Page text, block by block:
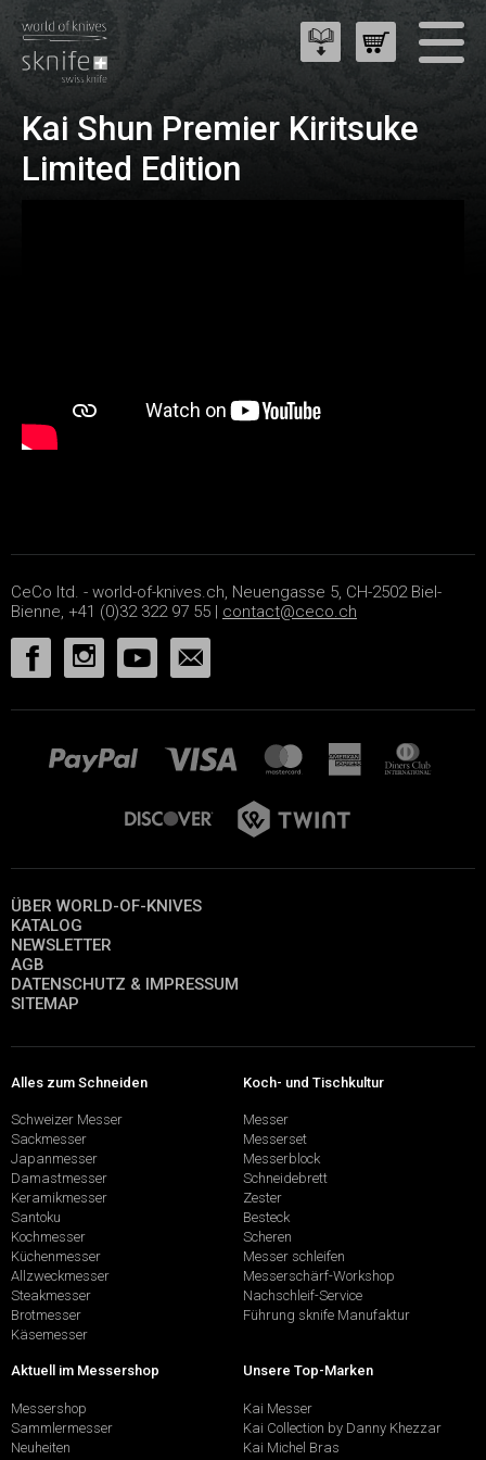
Kai Shun Premier Kiritsuke
Limited Edition
CeCo ltd. - world-of-knives.ch, Neuengasse 5, CH-2502 Biel-
Bienne, +41 (0)32 322 97 55 | contact@ceco.ch
ÜBER WORLD-OF-KNIVES
KATALOG
NEWSLETTER
AGB
DATENSCHUTZ & IMPRESSUM
SITEMAP
Alles zum Schneiden
Schweizer Messer
Sackmesser
Japanmesser
Damastmesser
Keramikmesser
Santoku
Kochmesser
Küchenmesser
Allzweckmesser
Steakmesser
Brotmesser
Käsemesser
Koch- und Tischkultur
Messer
Messerset
Messerblock
Schneidebrett
Zester
Besteck
Scheren
Messer schleifen
Messerschärf-Workshop
Nachschleif-Service
Führung sknife Manufaktur
Aktuell im Messershop
Messershop
Sammlermesser
Neuheiten
Unsere Top-Marken
Kai Messer
Kai Collection by Danny Khezzar
Kai Michel Bras